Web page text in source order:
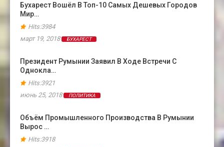
Бухарест Вошёл В Топ-10 Самых Дешевых Городов
Мир…
Hits:3984
март 19, 2018
БУХАРЕСТ
Президент Румынии Заявил В Ходе Встречи С
Однокла…
Hits:3921
июнь 25, 2018
ПОЛИТИКА
Объём Промышленного Производства В Румынии
Вырос …
Hits:3918